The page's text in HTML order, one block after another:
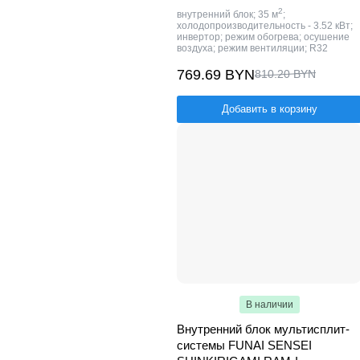
внутренний блок; 35 м2;
холодопроизводительность - 3.52 кВт;
инвертор; режим обогрева; осушение
воздуха; режим вентиляции; R32
769.69 BYN810.20 BYN
Добавить в корзину
В наличии
Внутренний блок мультисплит-
системы FUNAI SENSEI